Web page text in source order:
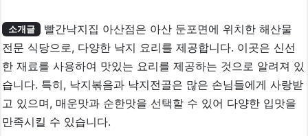
소개글
빨간낙지집 아산점은 아산 둔포면에 위치한 해산물
전문 식당으로, 다양한 낙지 요리를 제공합니다. 이곳은 신선
한 재료를 사용하여 맛있는 요리를 제공하는 것으로 알려져 있
습니다. 특히, 낙지볶음과 낙지전골은 많은 손님들에게 사랑받
고 있으며, 매운맛과 순한맛을 선택할 수 있어 다양한 입맛을
만족시킬 수 있습니다.